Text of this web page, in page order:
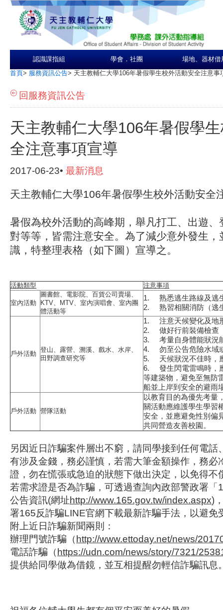
認識課指組 學會．社團 場地、器材借
首頁> 服務資訊公告> 天主教輔仁大學106年暑假學生校外活動安全注意事
回服務資訊公告
天主教輔仁大學106年暑假學
全注意事項宣導
2017-06-23• 最新消息
天主教輔仁大學106年暑假學生校外活動安全
暑假為校外活動的高峰期，舉凡打工、出遊、
對等等，皆需注意安全。為了減少意外發生，
識，特整理表格（如下圖）宣導之。
活動類型 注意事項
室內活動
圖書館、電影院、百貨公司賣場、
KTV、MTV、室內演唱會、室內團
體活動等
1. 熟悉逃生路線及逃
2. 熟習相關消防（逃
戶外活動
登山、露營、溯溪、戲水、水岸、
田野調查研究等
1. 注意天候變化及地
2. 做好行前裝備檢查
3. 考量自身體能狀況
4. 勿至公告危險水域
5. 天候狀況不佳時，
6. 發生閃電雷鳴時，
等建築物，避免至無防
船並上岸到安全的避雨
戶外活動 營隊活動
以教育目的為優先考量
關活動應維護學生學習
安全，並應避免性別偏
共同營造友善校園。
另因近日詐騙案件層出不窮，請同學接到任何電話
有涉及金錢，務必謹慎，若需大筆金額操作，務必
證，勿在慌張或急迫的狀態下做出決定，以免得不
若需求證是否為詐騙，可透過查詢內政部警政署「
公告資訊(網址http://www.165.gov.tw/index.aspx)
署165反詐騙LINE官網下載最新詐騙手法，以避免
附上近日詐騙新聞兩則：
辦理門號詐騙（ http://www.ettoday.net/news/
電話詐騙（ https://udn.com/news/story/7321/
提供給同學做為借鏡，並互相提醒勿輕信詐騙訊息